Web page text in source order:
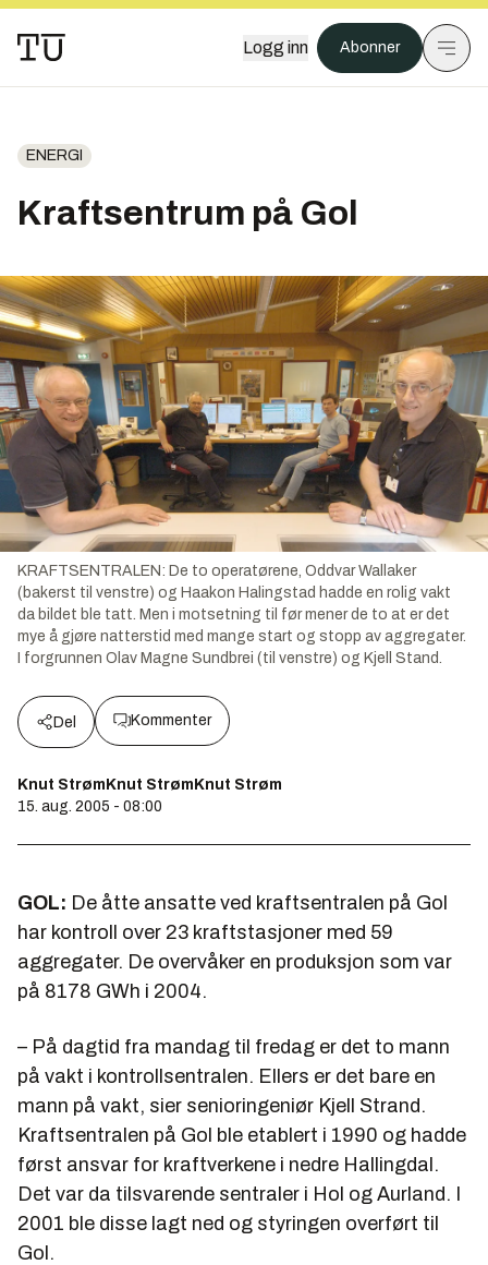
Logg inn Abonner
ENERGI
Kraftsentrum på Gol
KRAFTSENTRALEN: De to operatørene, Oddvar Wallaker
(bakerst til venstre) og Haakon Halingstad hadde en rolig vakt
da bildet ble tatt. Men i motsetning til før mener de to at er det
mye å gjøre natterstid med mange start og stopp av aggregater.
I forgrunnen Olav Magne Sundbrei (til venstre) og Kjell Stand.
Del Kommenter
Knut StrømKnut StrømKnut Strøm
15. aug. 2005 - 08:00
GOL: De åtte ansatte ved kraftsentralen på Gol
har kontroll over 23 kraftstasjoner med 59
aggregater. De overvåker en produksjon som var
på 8178 GWh i 2004.
– På dagtid fra mandag til fredag er det to mann
på vakt i kontrollsentralen. Ellers er det bare en
mann på vakt, sier senioringeniør Kjell Strand.
Kraftsentralen på Gol ble etablert i 1990 og hadde
først ansvar for kraftverkene i nedre Hallingdal.
Det var da tilsvarende sentraler i Hol og Aurland. I
2001 ble disse lagt ned og styringen overført til
Gol.